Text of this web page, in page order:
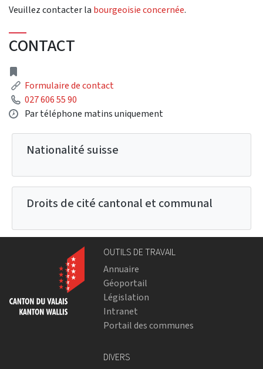
Veuillez contacter la bourgeoisie concernée.
CONTACT
Lien
Formulaire de contact
Téléphone
027 606 55 90
Horaire d'ouverture
Par téléphone matins uniquement
Nationalité suisse
Droits de cité cantonal et communal
OUTILS DE TRAVAIL
Annuaire
Géoportail
Législation
Intranet
Portail des communes
DIVERS